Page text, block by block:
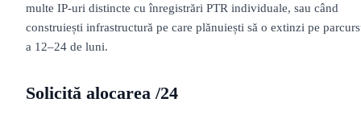
multe IP-uri distincte cu înregistrări PTR individuale, sau când
construiești infrastructură pe care plănuiești să o extinzi pe
a 12–24 de luni.
Solicită alocarea /24